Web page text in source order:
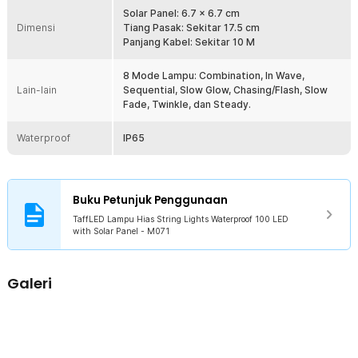
Lampu dirancang dengan proteksi tahan air sehingga aman
digunakan di area outdoor. Tetap dapat berfungsi dengan baik saat
terkena hujan, panas, maupun debu. Cocok untuk penggunaan
Kelengkapan Produk
Rincian yang Anda dapatkan untuk pembelian produk ini:
Solar Panel- M071
Dimensi
Solar Panel: 6.7 x 6.7 cm
Tiang Pasak: Sekitar 17.5 cm
Panjang Kabel: Sekitar 10 M
Lain-lain
8 Mode Lampu: Combination, In Wave,
Sequential, Slow Glow, Chasing/Flash, Slow
Fade, Twinkle, dan Steady.
Waterproof IP65
Buku Petunjuk Penggunaan
TaffLED Lampu Hias String Lights Waterproof 100 LED
with Solar Panel - M071
Galeri